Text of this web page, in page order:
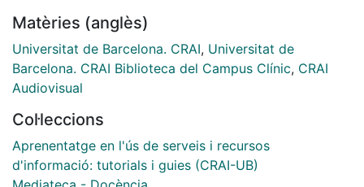
Exemple de cerca avançada,
http://hdl.handle.net/2445/15127; 7. PubMed Medline:
Gestionar els resultats,
http://hdl.handle.net/2445/15128; 8. PubMed Medline:
http://hdl.handle.net/2445/15129
Matèries (anglès)
Universitat de Barcelona. CRAI, Universitat de
Barcelona. CRAI Biblioteca del Campus Clínic, CRAI
Audiovisual
Col·leccions
Aprenentatge en l'ús de serveis i recursos
d'informació: tutorials i guies (CRAI-UB)